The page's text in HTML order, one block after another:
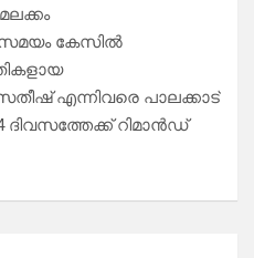
കേസില്‍
എന്നിവരെ പാലക്കാട്‌
ദിവസത്തേക്ക് റിമാന്‍ഡ്